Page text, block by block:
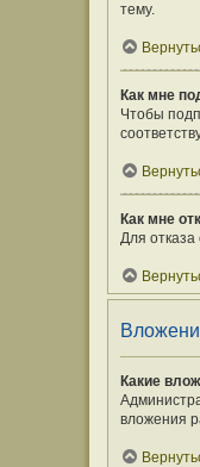
тему.
Как мне
Чтобы
Как мне
Для
Какие
вложения